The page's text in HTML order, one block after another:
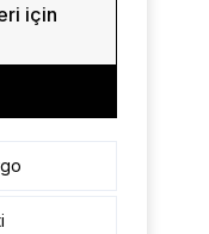
için